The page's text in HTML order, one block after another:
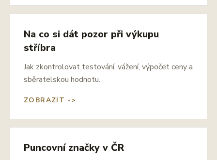
Na co si dát pozor při výkupu
stříbra
Jak zkontrolovat testování, vážení, výpočet ceny a
sběratelskou hodnotu.
ZOBRAZIT ->
Puncovní značky v ČR